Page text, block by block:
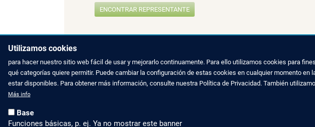
ENCONTRAR REPRESENTANTE
NOVEDADES CONTACTAR CON NOSOTROS
Utilizamos cookies
para hacer nuestro sitio web fácil de usar y mejorarlo continuamente. Para ello utilizamos cookies para
qué categorías quiere permitir. Puede cambiar la configuración de estas cookies en cualquier momento
estar disponibles. Para obtener más información, consulte nuestra Política de Privacidad. También
Más info
Base
Funciones básicas, p. ej. Ya no mostrar este banner